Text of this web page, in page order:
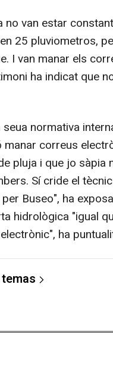
van estar
25 pluviometros,
I van manar els
ha indicat que
normativa
correus
pluja i que jo sàpia
Sí cride el
Buseo", ha
hidrològica "igual
ha